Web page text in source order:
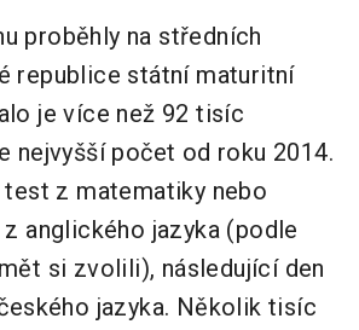
proběhly na středních
republice státní maturitní
je více než 92 tisíc
nejvyšší počet od roku 2014.
z matematiky nebo
anglického jazyka (podle
si zvolili), následující den
jazyka. Několik tisíc